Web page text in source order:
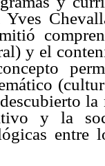
Yves
y el
y la
entre